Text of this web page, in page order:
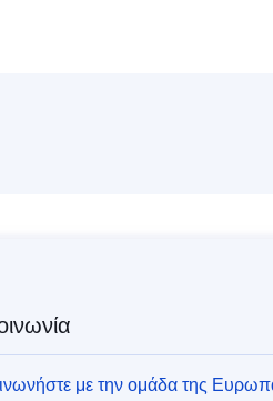
με την ομάδα της